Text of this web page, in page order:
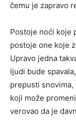
čemu je zapravo
Postoje noći koje
postoje one koje
Upravo jedna
ljudi bude
prepusti snovima,
koji može
verovao da je